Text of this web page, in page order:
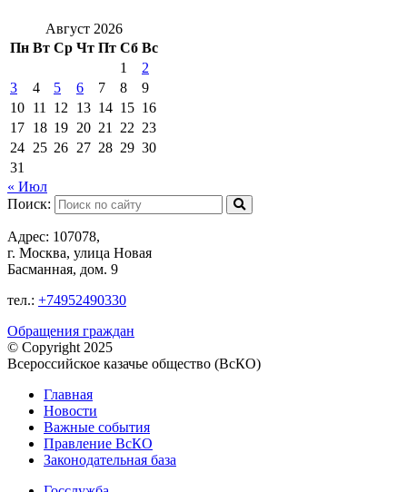
Август 2026
Пн Вт Ср Чт Пт Сб Вс
1
2
3
4 5 6 7 8
9
10 11 12 13 14 15 16
17 18 19 20 21 22 23
24 25 26 27 28 29 30
31
« Июл
Поиск:
Адрес: 107078,
г. Москва, улица Новая
Басманная, дом. 9
тел.: +74952490330
Обращения граждан
© Copyright 2025
Всероссийское казачье общество (ВсКО)
Главная
Новости
Важные события
Правление ВсКО
Законодательная база